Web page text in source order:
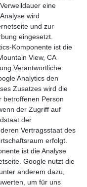
eine
wird
und zur
eingesetzt.
Komponente ist die
View, CA
Verantwortliche
Analytics den
Zusatzes wird die
betroffenen Person
der Zugriff auf
der
Vertragsstaat des
erfolgt.
ist die Analyse
Google nutzt die
anderem dazu,
um für uns